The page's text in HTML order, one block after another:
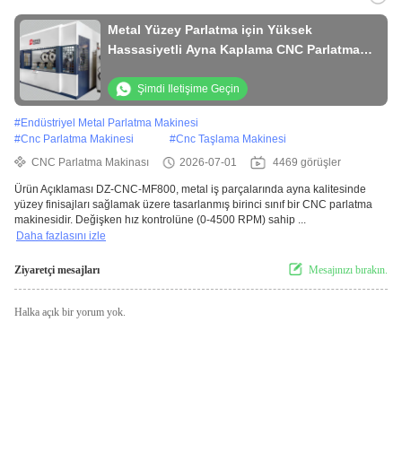
Metal Yüzey Parlatma için Yüksek
Hassasiyetli Ayna Kaplama CNC Parlatma
Şimdi Iletişime Geçin
#Endüstriyel Metal Parlatma Makinesi
#Cnc Parlatma Makinesi #Cnc Taşlama Makinesi
CNC Parlatma Makinası
2026-07-01 4469 görüşler
Ürün Açıklaması DZ-CNC-MF800, metal iş parçalarında ayna kalitesinde
yüzey finisajları sağlamak üzere tasarlanmış birinci sınıf bir CNC parlatma
makinesidir. Değişken hız kontrolüne (0-4500 RPM) sahip ...
Daha fazlasını izle
Ziyaretçi mesajları Mesajınızı bırakın.
Halka açık bir yorum yok.